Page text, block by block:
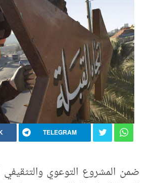
TELEGRAM
ضمن المشروع التوعوي والتثقيفي